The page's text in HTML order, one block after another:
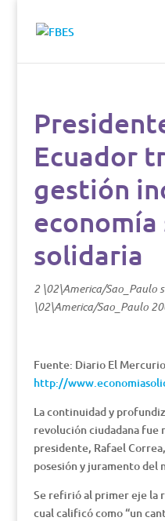
Ecuador
gestión
economía
solidaria
2 \02\America/Sao_Paulo
\02\America/Sao_Paulo
Fuente: Diario El
http://
La continuidad y
revolución ciudadana fue
presidente, Rafael
posesión y juramento del
Se refirió al primer eje la
cual calificó como “un